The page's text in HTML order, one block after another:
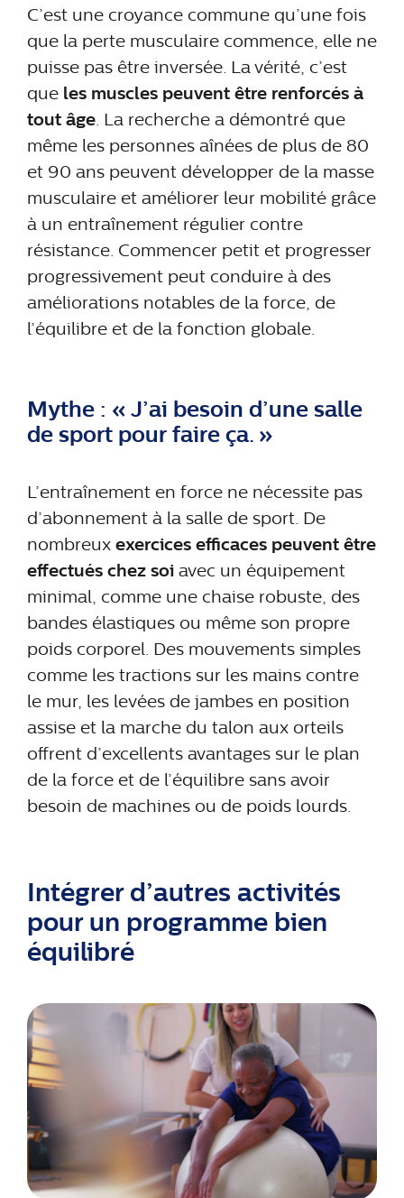
C’est une croyance commune qu’une fois
que la perte musculaire commence, elle ne
puisse pas être inversée. La vérité, c’est
que les muscles peuvent être renforcés à
tout âge. La recherche a démontré que
même les personnes aînées de plus de 80
et 90 ans peuvent développer de la masse
musculaire et améliorer leur mobilité grâce
à un entraînement régulier contre
résistance. Commencer petit et progresser
progressivement peut conduire à des
améliorations notables de la force, de
l’équilibre et de la fonction globale.
Mythe : « J’ai besoin d’une salle
de sport pour faire ça. »
L’entraînement en force ne nécessite pas
d’abonnement à la salle de sport. De
nombreux exercices efficaces peuvent être
effectués chez soi avec un équipement
minimal, comme une chaise robuste, des
bandes élastiques ou même son propre
poids corporel. Des mouvements simples
comme les tractions sur les mains contre
le mur, les levées de jambes en position
assise et la marche du talon aux orteils
offrent d’excellents avantages sur le plan
de la force et de l’équilibre sans avoir
besoin de machines ou de poids lourds.
Intégrer d’autres activités
pour un programme bien
équilibré